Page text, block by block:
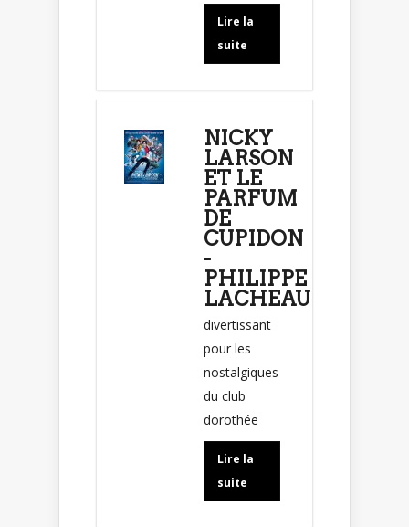
Lire la
suite
NICKY
LARSON
ET LE
PARFUM
DE
CUPIDON
-
PHILIPPE
LACHEAU
divertissant
pour les
nostalgiques
du club
dorothée
Lire la
suite